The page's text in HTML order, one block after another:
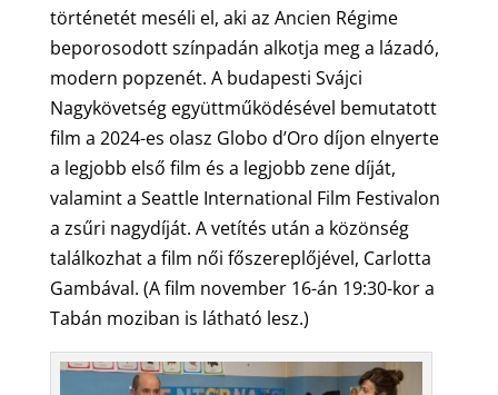
történetét meséli el, aki az Ancien Régime
beporosodott színpadán alkotja meg a lázadó,
modern popzenét. A budapesti Svájci
Nagykövetség együttműködésével bemutatott
film a 2024-es olasz Globo d’Oro díjon elnyerte
a legjobb első film és a legjobb zene díját,
valamint a Seattle International Film Festivalon
a zsűri nagydíját. A vetítés után a közönség
találkozhat a film női főszereplőjével, Carlotta
Gambával. (A film november 16-án 19:30-kor a
Tabán moziban is látható lesz.)